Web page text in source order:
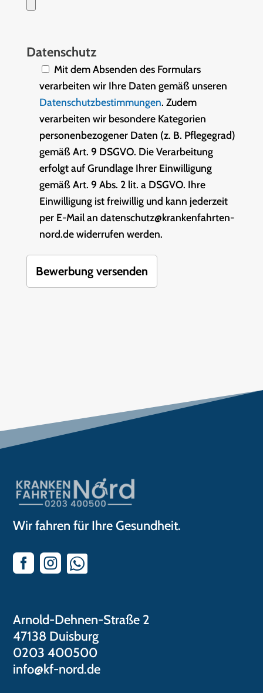
Datenschutz
Mit dem Absenden des Formulars
verarbeiten wir Ihre Daten gemäß unseren
Datenschutzbestimmungen. Zudem
verarbeiten wir besondere Kategorien
personenbezogener Daten (z. B. Pflegegrad)
gemäß Art. 9 DSGVO. Die Verarbeitung
erfolgt auf Grundlage Ihrer Einwilligung
gemäß Art. 9 Abs. 2 lit. a DSGVO. Ihre
Einwilligung ist freiwillig und kann jederzeit
per E-Mail an datenschutz@krankenfahrten-
nord.de widerrufen werden.
Wir fahren für Ihre Gesundheit.
  
Arnold-Dehnen-Straße 2
47138 Duisburg
0203 400500
info@kf-nord.de